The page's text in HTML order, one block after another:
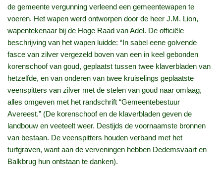
de gemeente vergunning verleend een gemeentewapen te
voeren. Het wapen werd ontworpen door de heer J.M. Lion,
wapentekenaar bij de Hoge Raad van Adel. De officiële
beschrijving van het wapen luidde: “In sabel eene golvende
fasce van zilver vergezeld boven van een in keel gebonden
korenschoof van goud, geplaatst tussen twee klaverbladen van
hetzelfde, en van onderen van twee kruiselings geplaatste
veenspitters van zilver met de stelen van goud naar omlaag,
alles omgeven met het randschrift “Gemeentebestuur
Avereest.” (De korenschoof en de klaverbladen geven de
landbouw en veeteelt weer. Destijds de voornaamste bronnen
van bestaan. De veenspitters houden verband met het
turfgraven, want aan de verveningen hebben Dedemsvaart en
Balkbrug hun ontstaan te danken).